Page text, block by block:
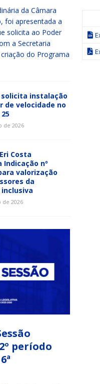
da Câmara
foi apresentada a
solicita ao Poder
a Secretaria
do Programa
solicita instalação
de velocidade no
de 2026
Costa
Indicação nº
valorização
da
de 2026
período